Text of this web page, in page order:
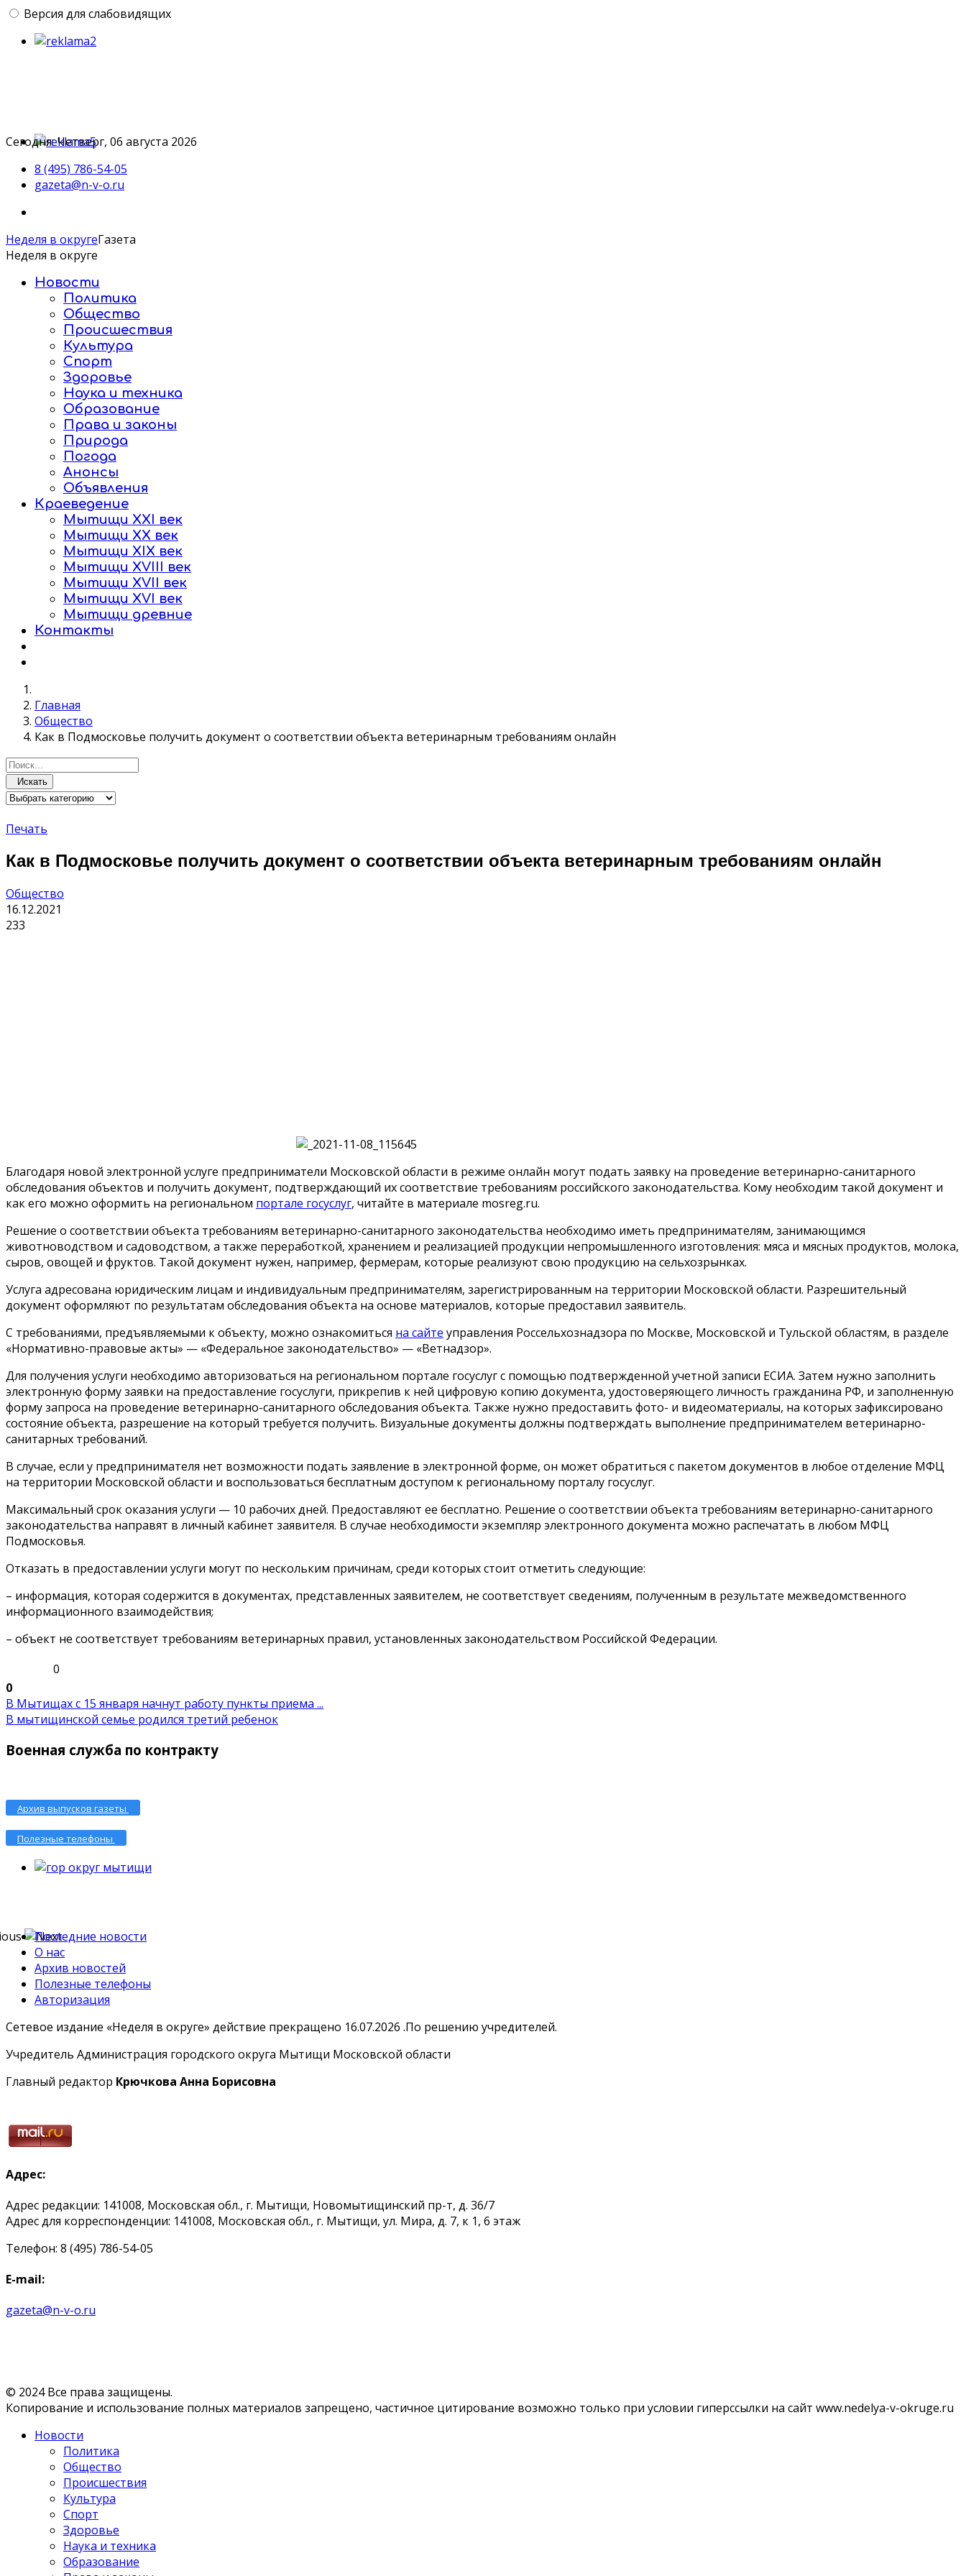
Версия для слабовидящих
Сегодня: Четверг, 06 августа 2026
8 (495) 786-54-05
gazeta@n-v-o.ru
Неделя в округеГазета
Неделя в округе
Новости
Политика
Общество
Происшествия
Культура
Спорт
Здоровье
Наука и техника
Образование
Права и законы
Природа
Погода
Анонсы
Объявления
Краеведение
Мытищи XXI век
Мытищи XX век
Мытищи XIX век
Мытищи XVIII век
Мытищи XVII век
Мытищи XVI век
Мытищи древние
Контакты
Главная
Общество
Как в Подмосковье получить документ о соответствии объекта ветеринарным требованиям онлайн
Искать
Печать
Как в Подмосковье получить документ о соответствии объекта ветеринарным требованиям онлайн
Общество
16.12.2021
233
Благодаря новой электронной услуге предприниматели Московской области в режиме онлайн могут подать заявку на проведение ветеринарно-санитарного
обследования объектов и получить документ, подтверждающий их соответствие требованиям российского законодательства. Кому необходим такой документ и
как его можно оформить на региональном портале госуслуг, читайте в материале mosreg.ru.
Решение о соответствии объекта требованиям ветеринарно-санитарного законодательства необходимо иметь предпринимателям, занимающимся
животноводством и садоводством, а также переработкой, хранением и реализацией продукции непромышленного изготовления: мяса и мясных продуктов, молока,
сыров, овощей и фруктов. Такой документ нужен, например, фермерам, которые реализуют свою продукцию на сельхозрынках.
Услуга адресована юридическим лицам и индивидуальным предпринимателям, зарегистрированным на территории Московской области. Разрешительный
документ оформляют по результатам обследования объекта на основе материалов, которые предоставил заявитель.
С требованиями, предъявляемыми к объекту, можно ознакомиться на сайте управления Россельхознадзора по Москве, Московской и Тульской областям, в разделе
«Нормативно-правовые акты» — «Федеральное законодательство» — «Ветнадзор».
Для получения услуги необходимо авторизоваться на региональном портале госуслуг с помощью подтвержденной учетной записи ЕСИА. Затем нужно заполнить
электронную форму заявки на предоставление госуслуги, прикрепив к ней цифровую копию документа, удостоверяющего личность гражданина РФ, и заполненную
форму запроса на проведение ветеринарно-санитарного обследования объекта. Также нужно предоставить фото- и видеоматериалы, на которых зафиксировано
состояние объекта, разрешение на который требуется получить. Визуальные документы должны подтверждать выполнение предпринимателем ветеринарно-
санитарных требований.
В случае, если у предпринимателя нет возможности подать заявление в электронной форме, он может обратиться с пакетом документов в любое отделение МФЦ
на территории Московской области и воспользоваться бесплатным доступом к региональному порталу госуслуг.
Максимальный срок оказания услуги — 10 рабочих дней. Предоставляют ее бесплатно. Решение о соответствии объекта требованиям ветеринарно-санитарного
законодательства направят в личный кабинет заявителя. В случае необходимости экземпляр электронного документа можно распечатать в любом МФЦ
Подмосковья.
Отказать в предоставлении услуги могут по нескольким причинам, среди которых стоит отметить следующие:
– информация, которая содержится в документах, представленных заявителем, не соответствует сведениям, полученным в результате межведомственного
информационного взаимодействия;
– объект не соответствует требованиям ветеринарных правил, установленных законодательством Российской Федерации.
0
0
В Мытищах с 15 января начнут работу пункты приема ...
В мытищинской семье родился третий ребенок
Военная служба по контракту
Архив выпусков газеты
Полезные телефоны
Последние новости
О нас
Архив новостей
Полезные телефоны
Авторизация
Сетевое издание «Неделя в округе» действие прекращено 16.07.2026 .По решению учредителей.
Учредитель Администрация городского округа Мытищи Московской области
Главный редактор Крючкова Анна Борисовна
Адрес:
Адрес редакции: 141008, Московская обл., г. Мытищи, Новомытищинский пр-т, д. 36/7
Адрес для корреспонденции: 141008, Московская обл., г. Мытищи, ул. Мира, д. 7, к 1, 6 этаж
Телефон: 8 (495) 786-54-05
E-mail:
gazeta@n-v-o.ru
© 2024 Все права защищены.
Копирование и использование полных материалов запрещено, частичное цитирование возможно только при условии гиперссылки на сайт www.nedelya-v-okruge.ru
Новости
Политика
Общество
Происшествия
Культура
Спорт
Здоровье
Наука и техника
Образование